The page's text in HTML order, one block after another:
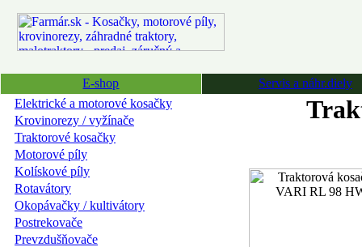
E-shop
Servis a náhr.diely
Elektrické a motorové kosačky
Krovinorezy / vyžínače
Traktorové kosačky
Motorové píly
Kolískové píly
Rotavátory
Okopávačky / kultivátory
Postrekovače
Prevzdušňovače